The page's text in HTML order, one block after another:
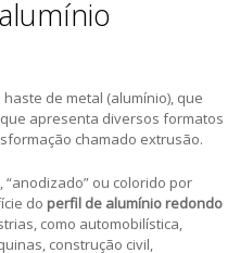
haste de metal (alumínio), que
apresenta diversos formatos
chamado extrusão.
ou colorido por
do perfil de alumínio redondo
como automobilística,
construção civil,